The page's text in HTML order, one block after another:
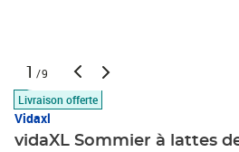
1 /9
Livraison offerte
Vidaxl
vidaXL Sommier à lattes